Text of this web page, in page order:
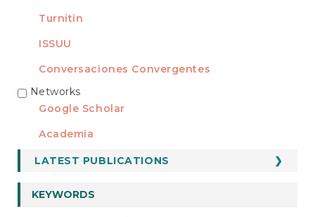
Turnitin
ISSUU
Conversaciones Convergentes
REDES
Networks
Google Scholar
Academia
LATEST PUBLICATIONS
KEYWORDS